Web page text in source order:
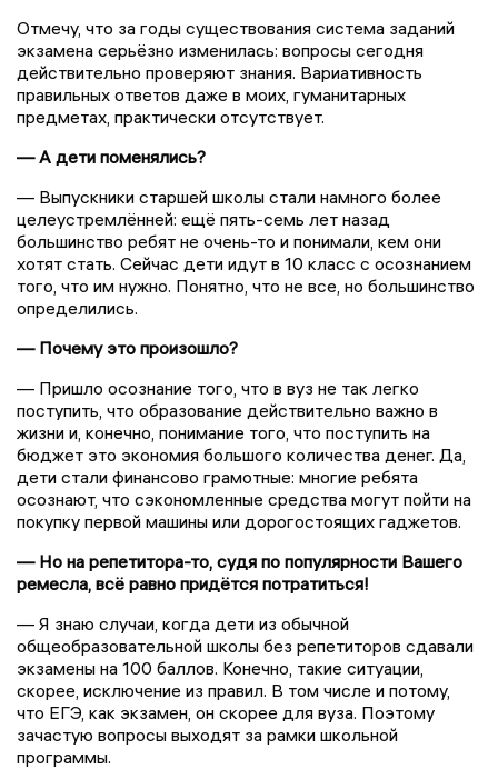
Отмечу, что за годы существования система заданий
экзамена серьёзно изменилась: вопросы сегодня
действительно проверяют знания. Вариативность
правильных ответов даже в моих, гуманитарных
предметах, практически отсутствует.
— А дети поменялись?
— Выпускники старшей школы стали намного более
целеустремлённей: ещё пять-семь лет назад
большинство ребят не очень-то и понимали, кем они
хотят стать. Сейчас дети идут в 10 класс с осознанием
того, что им нужно. Понятно, что не все, но большинство
определились.
— Почему это произошло?
— Пришло осознание того, что в вуз не так легко
поступить, что образование действительно важно в
жизни и, конечно, понимание того, что поступить на
бюджет это экономия большого количества денег. Да,
дети стали финансово грамотные: многие ребята
осознают, что сэкономленные средства могут пойти на
покупку первой машины или дорогостоящих гаджетов.
— Но на репетитора-то, судя по популярности Вашего
ремесла, всё равно придётся потратиться!
— Я знаю случаи, когда дети из обычной
общеобразовательной школы без репетиторов сдавали
экзамены на 100 баллов. Конечно, такие ситуации,
скорее, исключение из правил. В том числе и потому,
что ЕГЭ, как экзамен, он скорее для вуза. Поэтому
зачастую вопросы выходят за рамки школьной
программы.